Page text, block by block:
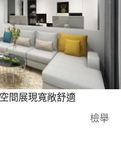
間展現寬敞舒適
檢舉